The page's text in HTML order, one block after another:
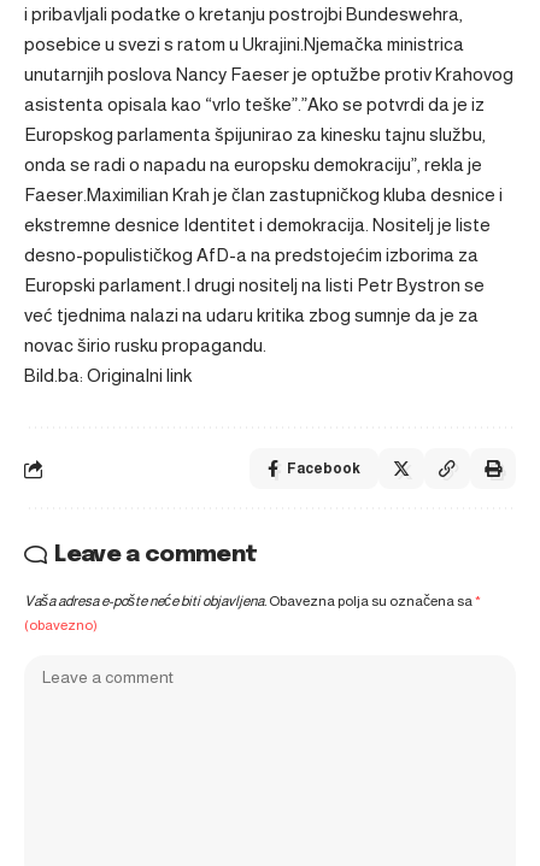
i pribavljali podatke o kretanju postrojbi Bundeswehra,
posebice u svezi s ratom u Ukrajini.Njemačka ministrica
unutarnjih poslova Nancy Faeser je optužbe protiv Krahovog
asistenta opisala kao “vrlo teške”.”Ako se potvrdi da je iz
Europskog parlamenta špijunirao za kinesku tajnu službu,
onda se radi o napadu na europsku demokraciju”, rekla je
Faeser.Maximilian Krah je član zastupničkog kluba desnice i
ekstremne desnice Identitet i demokracija. Nositelj je liste
desno-populističkog AfD-a na predstojećim izborima za
Europski parlament.I drugi nositelj na listi Petr Bystron se
već tjednima nalazi na udaru kritika zbog sumnje da je za
novac širio rusku propagandu.
Bild.ba: Originalni link
Facebook
Leave a comment
Vaša adresa e-pošte neće biti objavljena. Obavezna polja su označena sa*
(obavezno)